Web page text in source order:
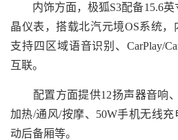
内饰方面，极狐S3配备15.6英
晶仪表，搭载北汽元境OS系统，
支持四区域语音识别、CarPlay/
互联。
配置方面提供12扬声器音响、
加热/通风/按摩、50W手机无线
动后备厢等。